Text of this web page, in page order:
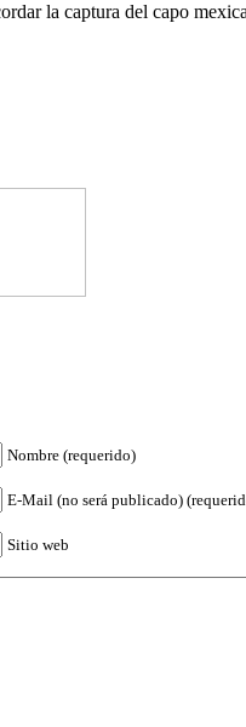
la captura del capo
Nombre (requerido)
E-Mail (no será publicado)
Sitio web